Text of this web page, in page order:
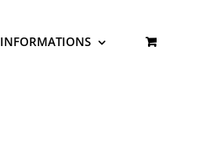
INFORMATIONS